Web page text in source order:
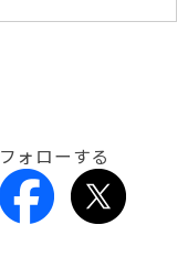
フォローする